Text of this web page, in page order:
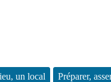
un local Préparer,